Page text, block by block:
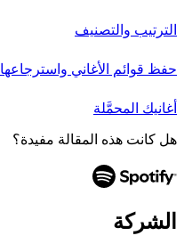
الترتيب والتصنيف
حفظ قوائم الأغاني واسترجاعها
أغانيك المحمَّلة
هل كانت هذه المقالة مفيدة؟
الشركة